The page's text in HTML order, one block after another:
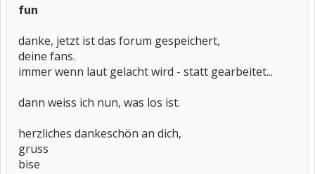
fun
danke, jetzt ist das forum gespeichert,
deine fans.
immer wenn laut gelacht wird - statt gearbeitet...
dann weiss ich nun, was los ist.
herzliches dankeschön an dich,
gruss
bise